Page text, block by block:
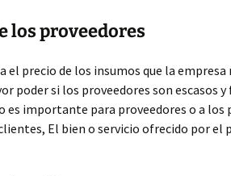
los proveedores
el precio de los insumos que la empresa
poder si los proveedores son escasos
es importante para proveedores o a los
El bien o servicio ofrecido por el